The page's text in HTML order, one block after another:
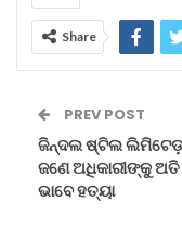
Aug
Aug 6,
Share
PREV POST
ଜିନ୍ଦଲ ଷ୍ଟିଲ
ଜଣେ ଅଧିକାରୀଙ୍କୁ ଅତି
ଭାବେ ହତ୍ୟା